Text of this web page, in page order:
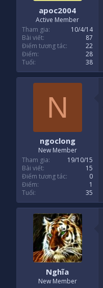
apoc2004
Active Member
Tham gia
10/4/14
Bài viết
87
Điểm tương tác
22
Điểm
28
Tuổi
38
N
ngoclong
New Member
Tham gia
19/10/15
Bài viết
15
Điểm tương tác
0
Điểm
1
Tuổi
35
Nghĩa
New Member